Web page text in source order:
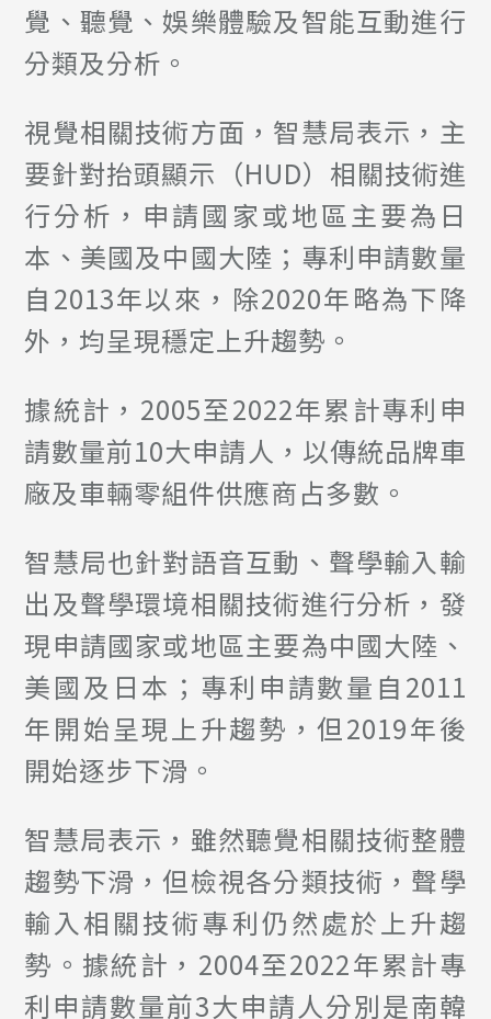
覺、聽覺、娛樂體驗及智能互動進行
分類及分析。
視覺相關技術方面，智慧局表示，主
要針對抬頭顯示（HUD）相關技術進
行分析，申請國家或地區主要為日
本、美國及中國大陸；專利申請數量
自2013年以來，除2020年略為下降
外，均呈現穩定上升趨勢。
據統計，2005至2022年累計專利申
請數量前10大申請人，以傳統品牌車
廠及車輛零組件供應商占多數。
智慧局也針對語音互動、聲學輸入輸
出及聲學環境相關技術進行分析，發
現申請國家或地區主要為中國大陸、
美國及日本；專利申請數量自2011
年開始呈現上升趨勢，但2019年後
開始逐步下滑。
智慧局表示，雖然聽覺相關技術整體
趨勢下滑，但檢視各分類技術，聲學
輸入相關技術專利仍然處於上升趨
勢。據統計，2004至2022年累計專
利申請數量前3大申請人分別是南韓